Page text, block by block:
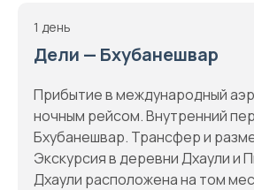
1 день
Дели — Бхубанешвар
Прибытие в международный
ночным рейсом. Внутренний
Бхубанешвар. Трансфер и
Экскурсия в деревни Дхаули и
Дхаули расположена на том